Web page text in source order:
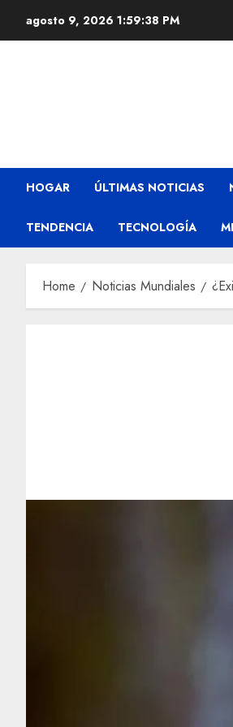
agosto 9, 2026 1:59:39 PM
HOGAR ÚLTIMAS NOTICIAS
TENDENCIA TECNOLOGÍA
Home Noticias Mundiales